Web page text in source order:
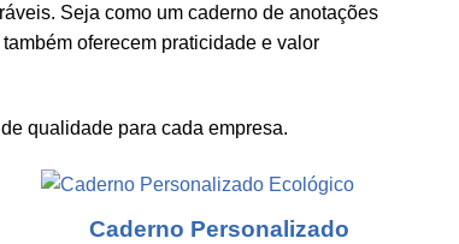
Seja como um caderno de anotações
oferecem praticidade e valor
qualidade para cada empresa.
Caderno Personalizado